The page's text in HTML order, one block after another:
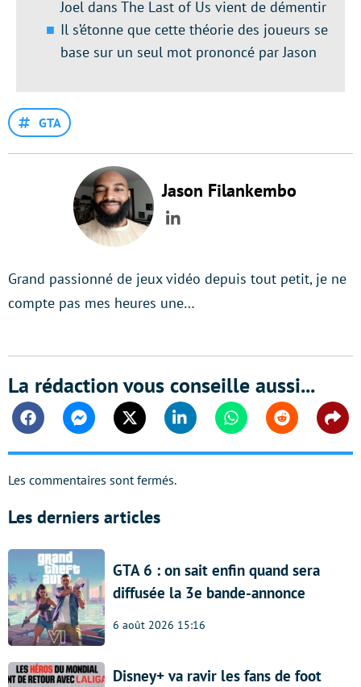
Joel dans The Last of Us vient de démentir
Il s’étonne que cette théorie des joueurs se
base sur un seul mot prononcé par Jason
GTA
Jason Filankembo
LinkedIn
Grand passionné de jeux vidéo depuis tout petit, je ne
compte pas mes heures une…
La rédaction vous conseille aussi...
FacebookMessengerTwitter Linkedin WhatsappReddit
Les commentaires sont fermés.
Les derniers articles
GTA 6 : on sait enfin quand sera
diffusée la 3e bande-annonce
6 août 2026 15:16
Disney+ va ravir les fans de foot